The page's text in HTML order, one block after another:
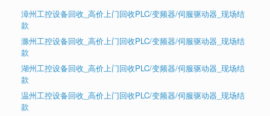
漳州工控设备回收_高价上门回收PLC/变频器/伺服驱动器_现场结
款
滁州工控设备回收_高价上门回收PLC/变频器/伺服驱动器_现场结
款
湖州工控设备回收_高价上门回收PLC/变频器/伺服驱动器_现场结
款
温州工控设备回收_高价上门回收PLC/变频器/伺服驱动器_现场结
款